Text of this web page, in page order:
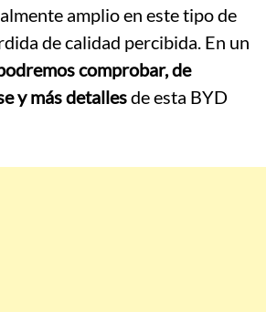
amplio en este tipo de
de calidad percibida. En un
comprobar, de
y más detallesde esta BYD